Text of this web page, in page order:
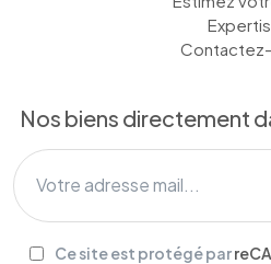
Nos biens directement
Ce site est protégé par